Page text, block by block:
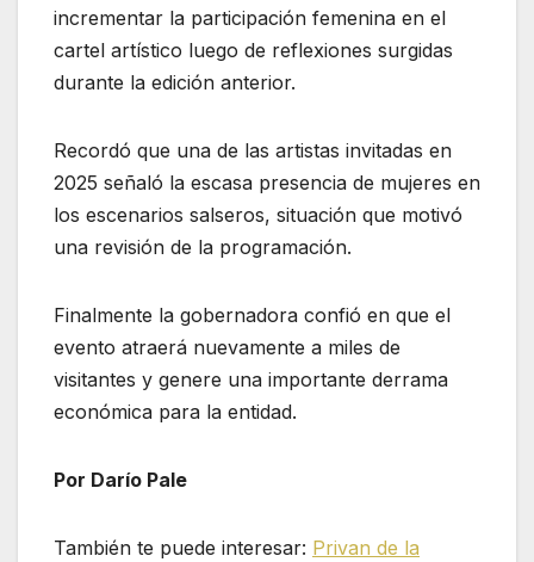
incrementar la participación femenina en el
cartel artístico luego de reflexiones surgidas
durante la edición anterior.
Recordó que una de las artistas invitadas en
2025 señaló la escasa presencia de mujeres en
los escenarios salseros, situación que motivó
una revisión de la programación.
Finalmente la gobernadora confió en que el
evento atraerá nuevamente a miles de
visitantes y genere una importante derrama
económica para la entidad.
Por Darío Pale
También te puede interesar: Privan de la